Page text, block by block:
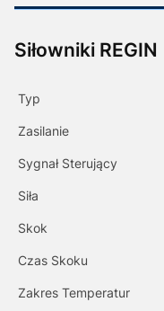
Siłowniki REGIN
Typ
Zasilanie
Sygnał Sterujący
Siła
Skok
Czas Skoku
Zakres Temperatur